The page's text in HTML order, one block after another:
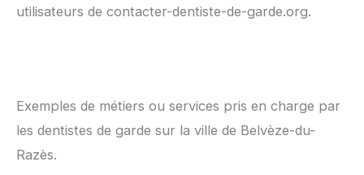
utilisateurs de contacter-dentiste-de-garde.org.
Exemples de métiers ou services pris en charge par
les dentistes de garde sur la ville de Belvèze-du-
Razès.